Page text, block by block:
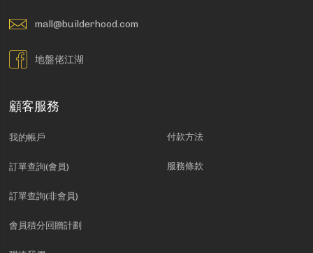
mall@builderhood.com
地盤佬江湖
顧客服務
我的帳戶
訂單查詢(會員)
訂單查詢(非會員)
會員積分回贈計劃
付款方法
服務條款